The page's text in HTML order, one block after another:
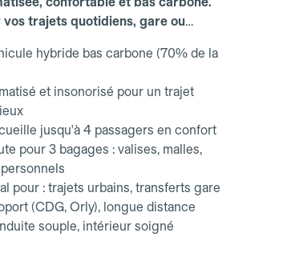
vos trajets quotidiens, gare ou
hybride bas carbone (70% de la
et insonorisé pour un trajet
jusqu'à 4 passagers en confort
pour 3 bagages : valises, malles,
pour : trajets urbains, transferts gare
(CDG, Orly), longue distance
souple, intérieur soigné